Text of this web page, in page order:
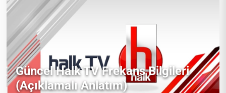
Güncel Halk TV Frekans Bilgileri
(Açıklamalı Anlatım)